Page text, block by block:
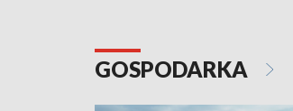
GOSPODARKA